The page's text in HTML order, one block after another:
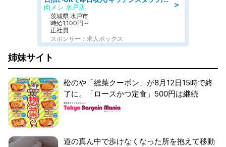
＞
肉メシ 水戸店
茨城県 水戸市
時給1,100円～
正社員
スポンサー：求人ボックス
姉妹サイト
松のや「総菜クーポン」が8月12日15時で終
了に。「ロースかつ定食」500円は継続
道の真ん中で歩けなくなった所を抱えて移動